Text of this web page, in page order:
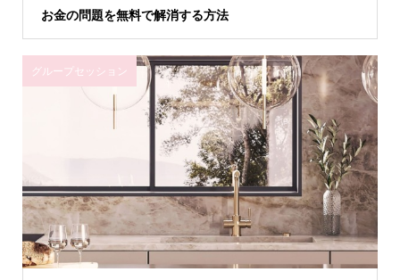
お金の問題を無料で解消する方法
グループセッション